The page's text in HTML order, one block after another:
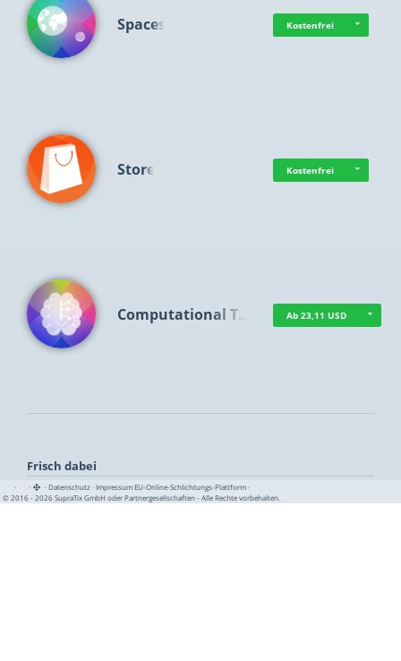
Spaces Kostenfrei
Store Kostenfrei
Computational T… Ab 23,11 USD
Frisch dabei
· · ·Datenschutz·Impressum EU-Online-Schlichtungs-Plattform·
© 2016 - 2026 SupraTix GmbH oder Partnergesellschaften - Alle Rechte vorbehalten.